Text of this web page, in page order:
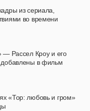
из сериала,
во времени
— Рассел Кроу и его
добавлены в фильм
«Тор: любовь и гром»